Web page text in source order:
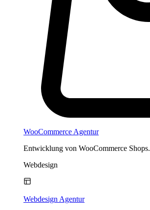
WooCommerce Agentur
Entwicklung von WooCommerce Shops.
Webdesign
Webdesign Agentur